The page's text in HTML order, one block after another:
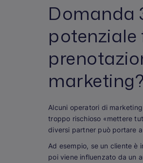
Domanda
marketing?
Alcuni operatori di
troppo rischioso «mettere
diversi partner può portare
Ad esempio, se un cliente è
poi viene influenzato da un